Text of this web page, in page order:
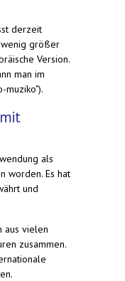
derzeit
größer
Version.
man im
muziko").
als
worden. Es hat
und
aus vielen
zusammen.